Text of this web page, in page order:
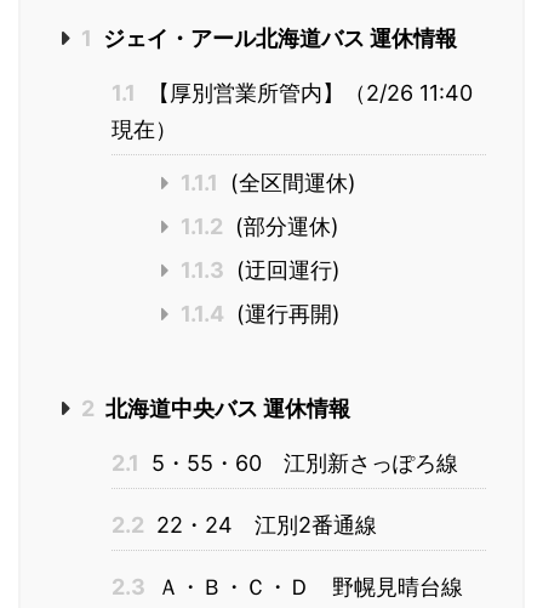
1 ジェイ・アール北海道バス 運休情報
1.1
【厚別営業所管内】（2/26 11:40
現在）
1.1.1
(全区間運休)
1.1.2
(部分運休)
1.1.3
(迂回運行)
1.1.4
(運行再開)
2 北海道中央バス 運休情報
2.1 5・55・60 江別新さっぽろ線
2.2 22・24 江別2番通線
2.3 Ａ・Ｂ・Ｃ・Ｄ 野幌見晴台線